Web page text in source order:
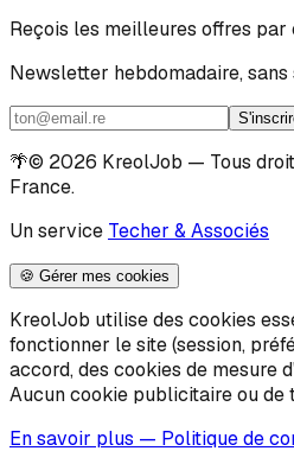
Reçois les meilleures offres par
Newsletter hebdomadaire, sans
🌴© 2026 KreolJob — Tous
France.
Un service Techer & Associés
🍪 Gérer mes cookies
KreolJob utilise des cookies
fonctionner le site (session,
accord, des cookies de mesure
Aucun cookie publicitaire ou
En savoir plus — Politique de